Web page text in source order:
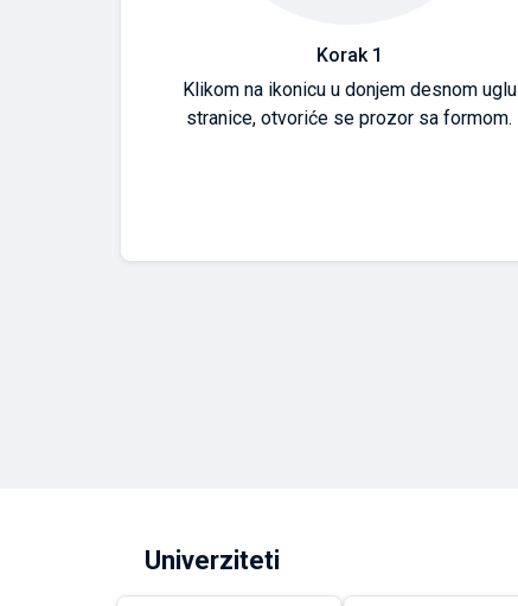
Korak 1
Klikom na ikonicu u donjem desnom uglu
stranice, otvoriće se prozor sa formom.
Univerziteti